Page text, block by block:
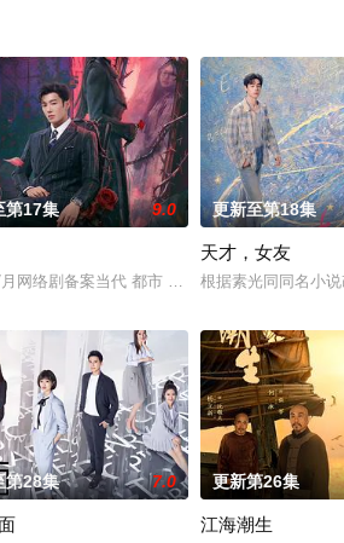
下身体残缺的少年顾铭夕（何洛洛 饰）的成
银行”发行的伪钞货币。根据党中央指示，高
第17集 9.0
网络剧备案当代 都市 海南越酷文化传媒有限公
更新至第18集
天才，女友
根据素光同同名小
第28集 7.0 更新第26集
江海潮生